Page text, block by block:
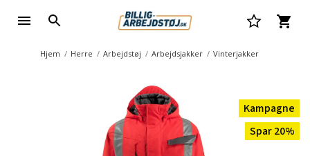
Hjem Herre Arbejdstøj Arbejdsjakker Vinterjakker
Kampagne
Spar 20%